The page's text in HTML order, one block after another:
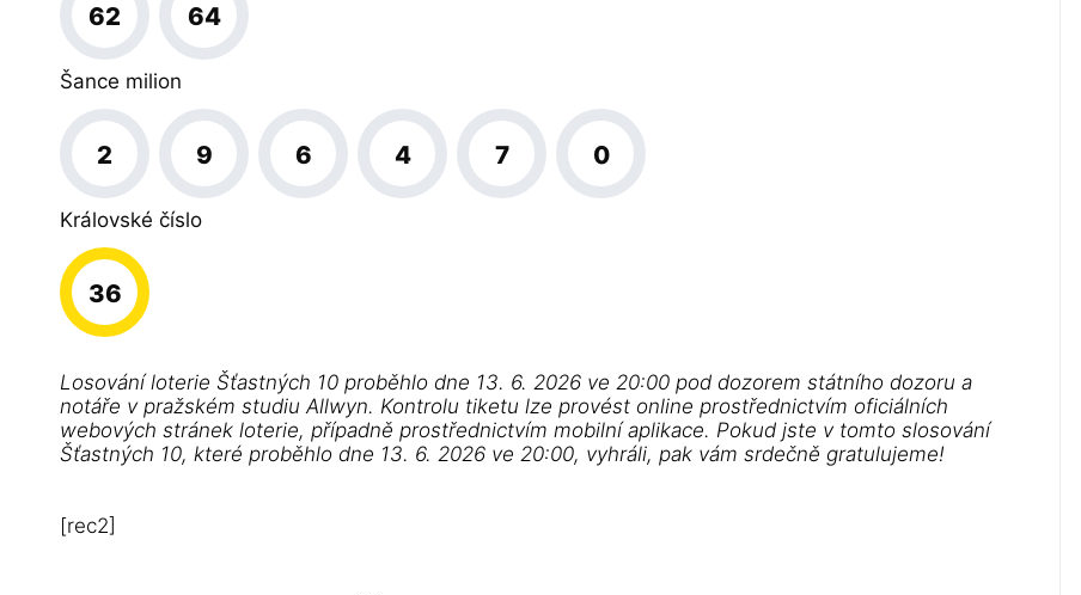
62 64
Šance milion
2 9 6 4 7 0
Královské číslo
36
Losování loterie Šťastných 10 proběhlo dne 13. 6. 2026 ve 20:00 pod dozorem státního dozoru a
notáře v pražském studiu Allwyn. Kontrolu tiketu lze provést online prostřednictvím oficiálních
webových stránek loterie, případně prostřednictvím mobilní aplikace. Pokud jste v tomto slosování
Šťastných 10, které proběhlo dne 13. 6. 2026 ve 20:00, vyhráli, pak vám srdečně gratulujeme!
[rec2]